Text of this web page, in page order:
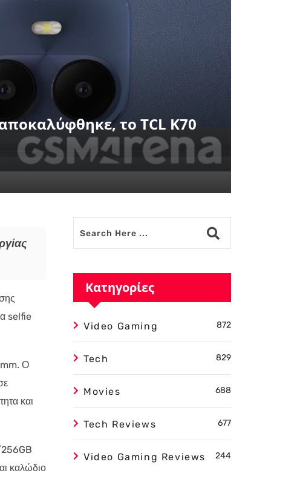
το TCL K70
selfie
Ο
και
256GB
καλώδιο
Κατηγορίες
Video Gaming 872
Tech 829
Movies 688
Tech Reviews 677
Video Gaming Reviews 244